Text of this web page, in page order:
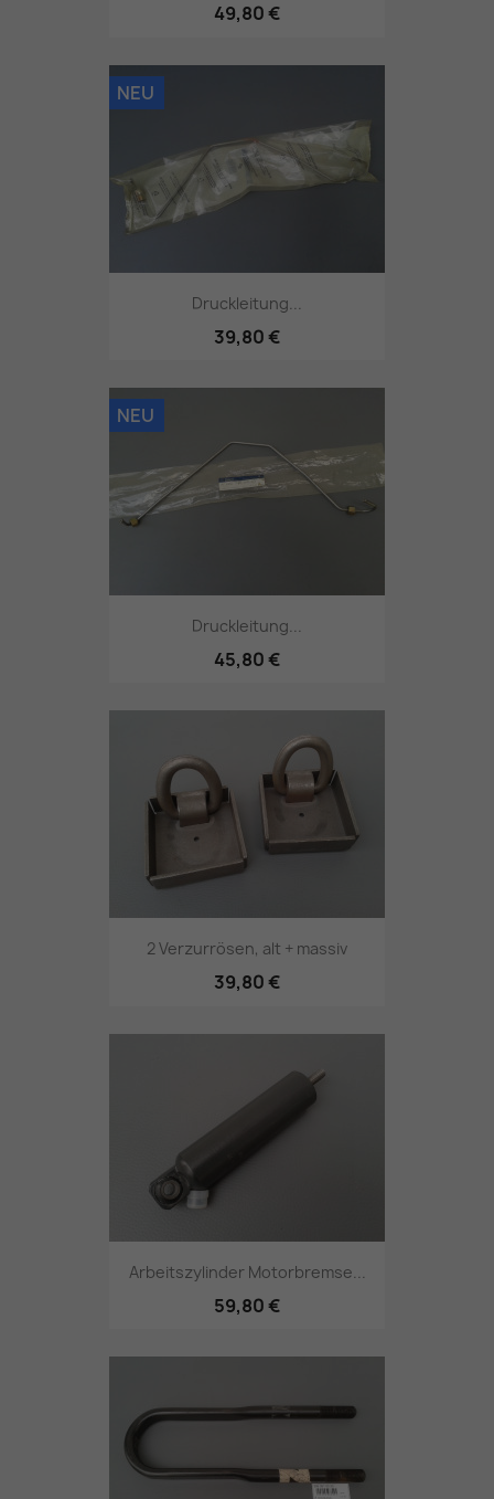
49,80 €
Druckleitung...
39,80 €
NEU
Druckleitung...
45,80 €
NEU
2 Verzurrösen, alt + massiv
39,80 €
Arbeitszylinder Motorbremse...
59,80 €